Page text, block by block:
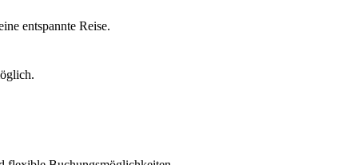
entspannte Reise.